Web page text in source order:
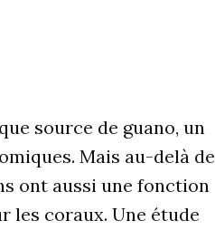
source de guano, un
Mais au-delà de
ont aussi une fonction
les coraux. Une étude